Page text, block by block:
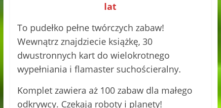
lat
To pudełko pełne twórczych zabaw!
Wewnątrz znajdziecie książkę, 30
dwustronnych kart do wielokrotnego
wypełniania i flamaster suchościeralny.
Komplet zawiera aż 100 zabaw dla małego
odkrywcy. Czekają roboty i planety!